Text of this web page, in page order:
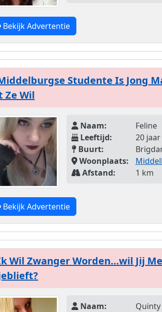
Bekijk Advertentie
Studente Is Jong
Ze Wil
Naam:
Feline
Leeftijd:
20 jaar
Buurt:
Woonplaats:
Afstand:
1 km
Bekijk Advertentie
Wil Zwanger Worden…wil Jij
Naam:
Quinty